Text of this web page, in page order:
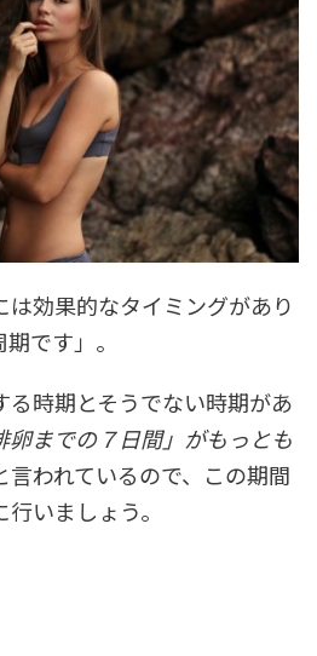
効果的なタイミングがあり
です」。
時期とそうでない時期があ
卵までの７日間」がもっとも
言われているので、この期間
いましょう。